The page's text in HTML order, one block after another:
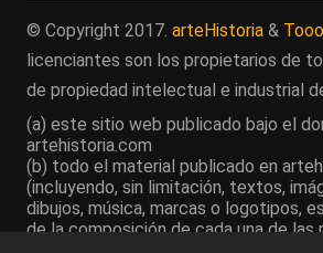
© Copyright 2017. arteHistoria &
licenciantes son los propietarios de
de propiedad intelectual e industrial
(a) este sitio web publicado bajo el
artehistoria.com
(b) todo el material publicado en
(incluyendo, sin limitación, textos,
dibujos, música, marcas o logotipos,
de la composición de cada una de las